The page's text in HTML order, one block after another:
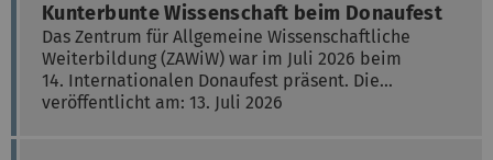
Kunterbunte Wissenschaft beim Donaufest
Das Zentrum für Allgemeine Wissenschaftliche
Weiterbildung (ZAWiW) war im Juli 2026 beim
14. Internationalen Donaufest präsent. Die…
veröffentlicht am: 13. Juli 2026